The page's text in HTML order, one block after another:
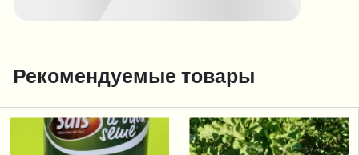
Рекомендуемые товары